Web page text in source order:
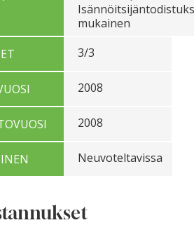
mukainen
3/3
2008
2008
Neuvoteltavissa